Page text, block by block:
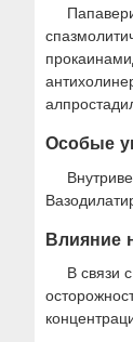
Особые
Влияние
В связи